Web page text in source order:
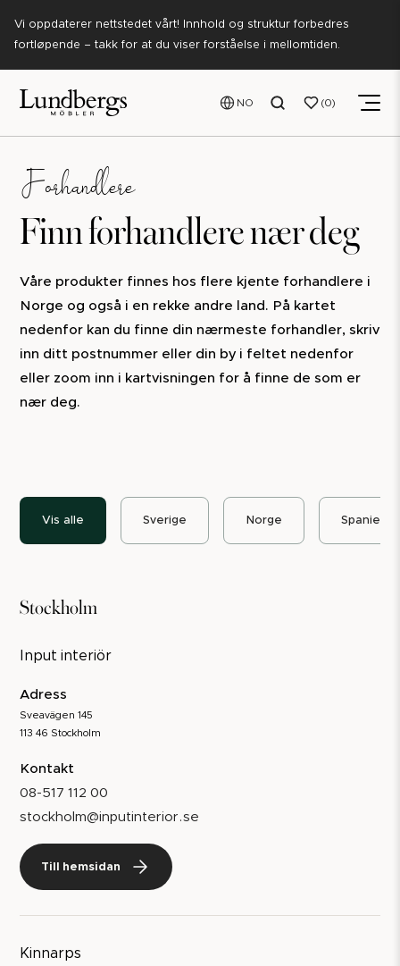
Vi oppdaterer nettstedet vårt! Innhold og struktur forbedres
fortløpende – takk for at du viser forståelse i mellomtiden.
NO 0
Forhandlere
Finn forhandlere nær deg
Våre produkter finnes hos flere kjente forhandlere i
Norge og også i en rekke andre land. På kartet
nedenfor kan du finne din nærmeste forhandler, skriv
inn ditt postnummer eller din by i feltet nedenfor
eller zoom inn i kartvisningen for å finne de som er
nær deg.
Vis alle Sverige Norge Spanien
Stockholm
Input interiör
Adress
Sveavägen 145
113 46 Stockholm
Kontakt
08-517 112 00
stockholm@inputinterior.se
Till hemsidan
Kinnarps